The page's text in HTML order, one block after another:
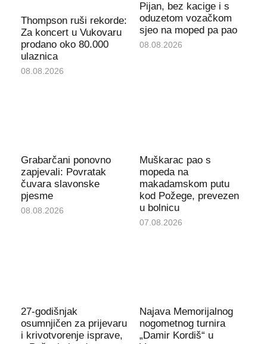
Thompson ruši rekorde:
Za koncert u Vukovaru
prodano oko 80.000
ulaznica
08.08.2026
Pijan, bez kacige i s
oduzetom vozačkom
sjeo na moped pa pao
08.08.2026
Grabarčani ponovno
zapjevali: Povratak
čuvara slavonske
pjesme
08.08.2026
Muškarac pao s
mopeda na
makadamskom putu
kod Požege, prevezen
u bolnicu
07.08.2026
27-godišnjak
osumnjičen za prijevaru
i krivotvorenje isprave,
Najava Memorijalnog
nogometnog turnira
„Damir Kordiš“ u